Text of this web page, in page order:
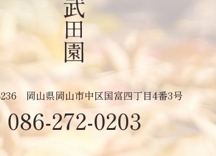
岡山県岡山市中区国富四丁目4番3号
086-272-0203